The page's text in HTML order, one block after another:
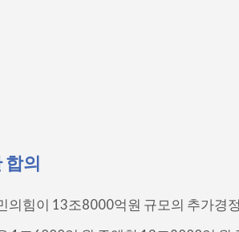
합의
의힘이 13조8000억원 규모의 추가경